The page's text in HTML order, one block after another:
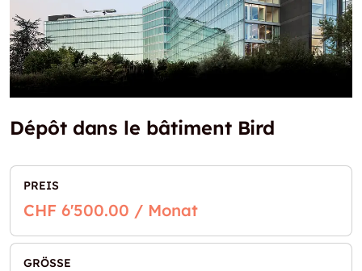
Dépôt dans le bâtiment Bird
PREIS
CHF 6'500.00 / Monat
GRÖSSE